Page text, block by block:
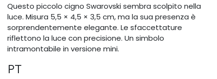
Questo piccolo cigno Swarovski sembra scolpito nella
luce. Misura 5,5 × 4,5 × 3,5 cm, ma la sua presenza è
sorprendentemente elegante. Le sfaccettature
riflettono la luce con precisione. Un simbolo
intramontabile in versione mini.
PT